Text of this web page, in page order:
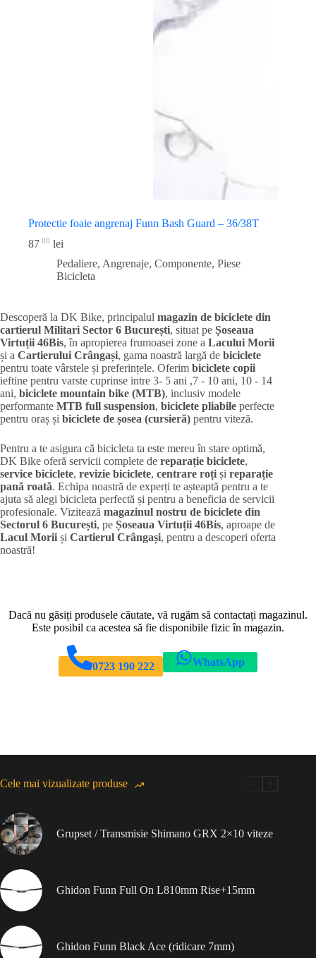
Protectie foaie angrenaj Funn Bash Guard – 36/38T
87 00 lei
Pedaliere, Angrenaje, Componente, Piese
Bicicleta
Descoperă la DK Bike, principalul magazin de biciclete din
cartierul Militari Sector 6 București, situat pe Șoseaua
Virtuții 46Bis, în apropierea frumoasei zone a Lacului Morii
și a Cartierului Crângași, gama noastră largă de biciclete
pentru toate vârstele și preferințele. Oferim biciclete copii
ieftine pentru varste cuprinse intre 3- 5 ani ,7 - 10 ani, 10 - 14
ani, biciclete mountain bike (MTB), inclusiv modele
performante MTB full suspension, biciclete pliabile perfecte
pentru oraș și biciclete de șosea (cursieră) pentru viteză.
Pentru a te asigura că bicicleta ta este mereu în stare optimă,
DK Bike oferă servicii complete de reparație biciclete,
service biciclete, revizie biciclete, centrare roți și reparație
pană roată. Echipa noastră de experți te așteaptă pentru a te
ajuta să alegi bicicleta perfectă și pentru a beneficia de servicii
profesionale. Vizitează magazinul nostru de biciclete din
Sectorul 6 București, pe Șoseaua Virtuții 46Bis, aproape de
Lacul Morii și Cartierul Crângași, pentru a descoperi oferta
noastră!
Dacă nu găsiți produsele căutate, vă rugăm să contactați magazinul.
Este posibil ca acestea să fie disponibile fizic în magazin.
0723 190 222 WhatsApp
Cele mai vizualizate produse
Grupset / Transmisie Shimano GRX 2×10 viteze
Ghidon Funn Full On L810mm Rise+15mm
Ghidon Funn Black Ace (ridicare 7mm)